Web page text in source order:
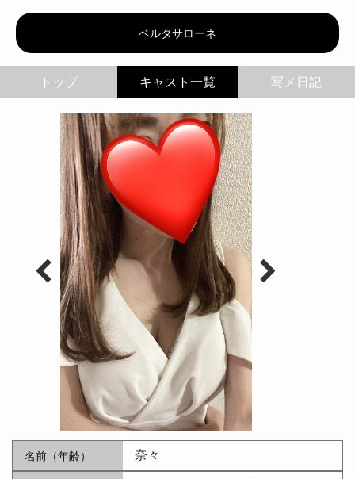
ベルタサローネ | 奈々
ベルタサローネ
トップ 写メ日記
名前（年齢） 奈々